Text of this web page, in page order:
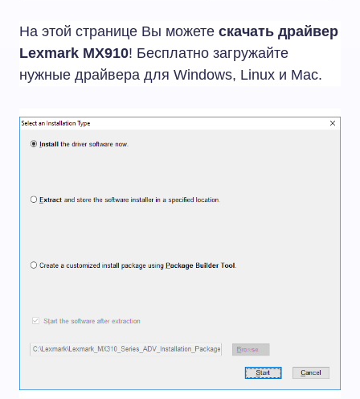
На этой странице Вы можете скачать драйвер
Lexmark MX910! Бесплатно загружайте
нужные драйвера для Windows, Linux и Mac.